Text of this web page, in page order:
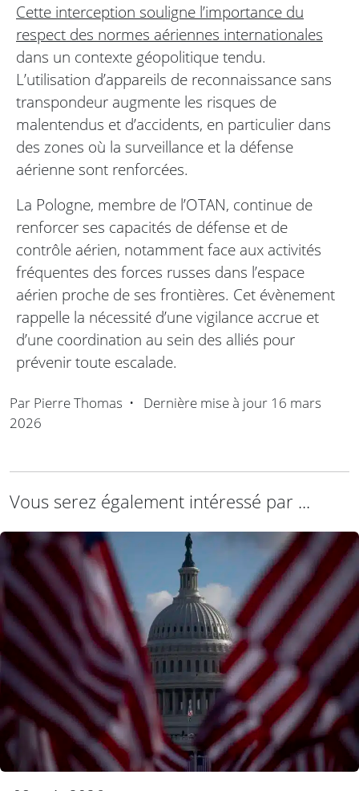
Cette interception souligne l’importance du
respect des normes aériennes internationales
dans un contexte géopolitique tendu.
L’utilisation d’appareils de reconnaissance sans
transpondeur augmente les risques de
malentendus et d’accidents, en particulier dans
des zones où la surveillance et la défense
aérienne sont renforcées.
La Pologne, membre de l’OTAN, continue de
renforcer ses capacités de défense et de
contrôle aérien, notamment face aux activités
fréquentes des forces russes dans l’espace
aérien proche de ses frontières. Cet évènement
rappelle la nécessité d’une vigilance accrue et
d’une coordination au sein des alliés pour
prévenir toute escalade.
Par Pierre Thomas • Dernière mise à jour 16 mars
2026
Vous serez également intéressé par ...